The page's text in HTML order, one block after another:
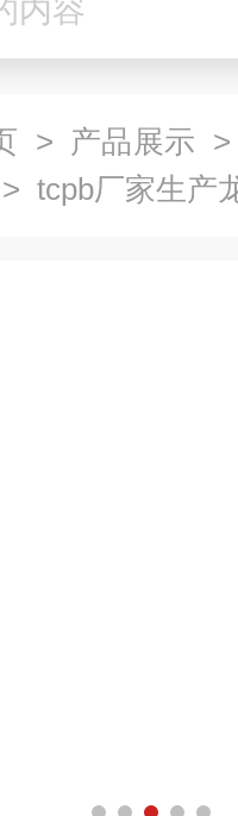
> 产品展示
> tcpb厂家生产